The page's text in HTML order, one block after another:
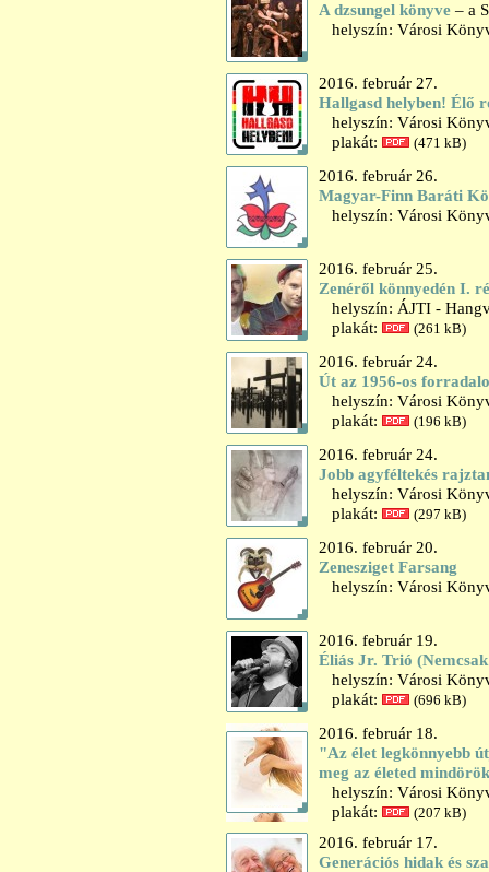
A dzsungel könyve – a
helyszín: Városi
2016. február 27.
Hallgasd helyben! Élő
helyszín: Városi
plakát:
(471 kB)
2016. február 26.
Magyar-Finn Baráti
helyszín: Városi
2016. február 25.
Zenéről könnyedén I.
helyszín: ÁJTI -
plakát:
(261 kB)
2016. február 24.
Út az 1956-os
helyszín: Városi
plakát:
(196 kB)
2016. február 24.
Jobb agyféltekés
helyszín: Városi
plakát:
(297 kB)
2016. február 20.
Zenesziget Farsang
helyszín: Városi
2016. február 19.
Éliás Jr. Trió
helyszín: Városi
plakát:
(696 kB)
2016. február 18.
"Az élet legkönnyebb
meg az életed
helyszín: Városi
plakát:
(207 kB)
2016. február 17.
Generációs hidak és